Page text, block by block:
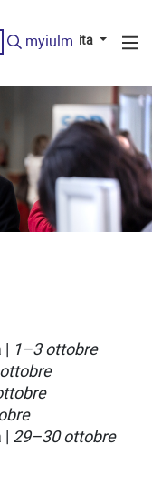
myiulm ita
| 1–3 ottobre
| 29–30 ottobre